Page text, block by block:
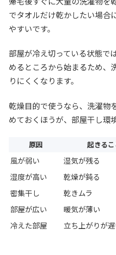
でタオルだけ乾かしたい場合
やすいです。
部屋が冷え切っている状態で
めるところから始まるため、
りにくくなります。
乾燥目的で使うなら、洗濯物
めておくほうが、部屋干し環
原因 起きるこ
風が弱い 湿気が残る
湿度が高い
乾燥が鈍る
密集干し
乾きムラ
部屋が広い
暖気が薄い
冷えた部屋
立ち上がりが